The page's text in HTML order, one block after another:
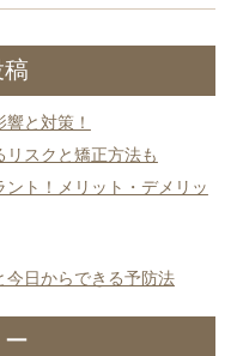
と対策！
スクと矯正方法も
ト！メリット・デメリッ
今日からできる予防法
ー